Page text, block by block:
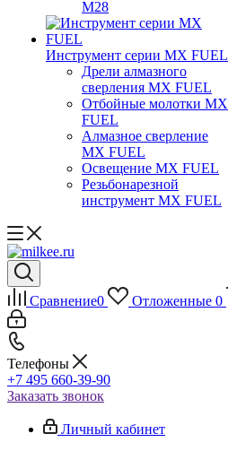
M28
Инструмент серии MX FUEL
Дрели алмазного
сверления MX FUEL
Отбойные молотки MX
FUEL
Алмазное сверление
MX FUEL
Освещение MX FUEL
Резьбонарезной
инструмент MX FUEL
Сравнение0 Отложенные 0
Телефоны
+7 495 660-39-90
Заказать звонок
Личный кабинет